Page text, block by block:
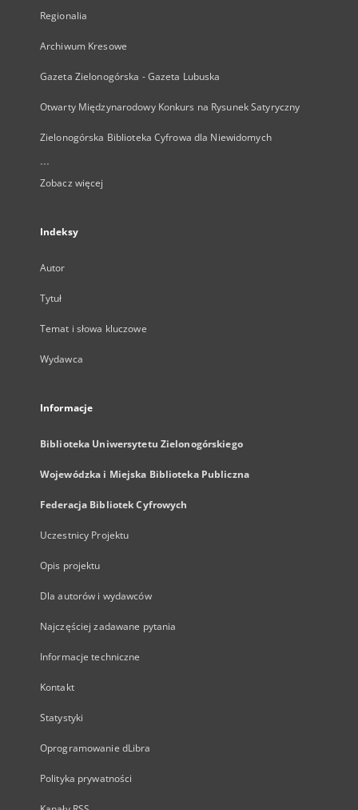
Regionalia
Archiwum Kresowe
Gazeta Zielonogórska - Gazeta Lubuska
Otwarty Międzynarodowy Konkurs na Rysunek Satyryczny
Zielonogórska Biblioteka Cyfrowa dla Niewidomych
...
Zobacz więcej
Indeksy
Autor
Tytuł
Temat i słowa kluczowe
Wydawca
Informacje
Biblioteka Uniwersytetu Zielonogórskiego
Wojewódzka i Miejska Biblioteka Publiczna
Federacja Bibliotek Cyfrowych
Uczestnicy Projektu
Opis projektu
Dla autorów i wydawców
Najczęściej zadawane pytania
Informacje techniczne
Kontakt
Statystyki
Oprogramowanie dLibra
Polityka prywatności